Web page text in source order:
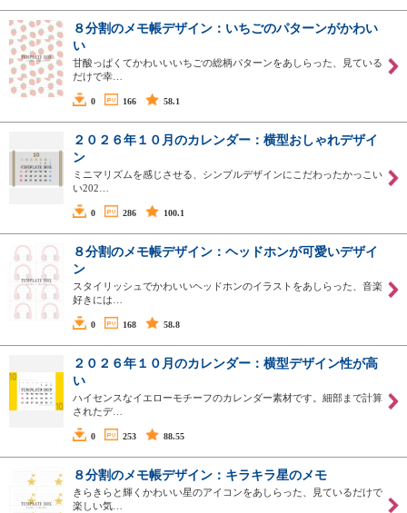
８分割のメモ帳デザイン：いちごのパターンがかわい
い
甘酸っぱくてかわいいいちごの総柄パターンをあしらった、見ている
だけで幸…
0 166 58.1
２０２６年１０月のカレンダー：横型おしゃれデザイ
ン
ミニマリズムを感じさせる、シンプルデザインにこだわったかっこい
い202…
0 286 100.1
８分割のメモ帳デザイン：ヘッドホンが可愛いデザイ
ン
スタイリッシュでかわいいヘッドホンのイラストをあしらった、音楽
好きには…
0 168 58.8
２０２６年１０月のカレンダー：横型デザイン性が高
い
ハイセンスなイエローモチーフのカレンダー素材です。細部まで計算
されたデ…
0 253 88.55
８分割のメモ帳デザイン：キラキラ星のメモ
きらきらと輝くかわいい星のアイコンをあしらった、見ているだけで
楽しい気…